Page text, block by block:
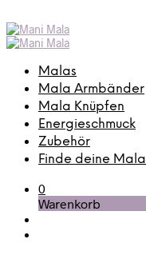
Malas
Mala Armbänder
Mala Knüpfen
Energieschmuck
Zubehör
Finde deine Mala
0
Warenkorb